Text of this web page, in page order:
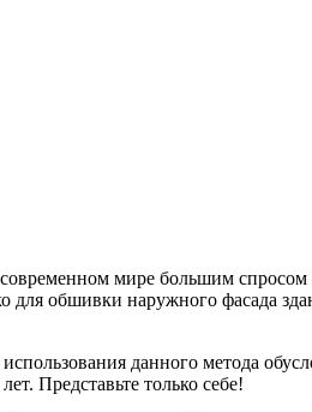
мире большим спросом
для обшивки наружного фасада
данного метода
Представьте только себе!